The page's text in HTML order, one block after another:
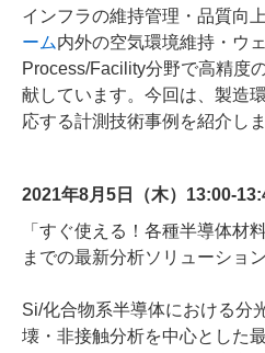
インフラの維持管理・品質向
ーム内外の空気環境維持・ウ
Process/Facility分野で高精度
献しています。今回は、製造
応する計測技術事例を紹介しま
2021年8月5日（木）13:00-
「すぐ使える！各種半導体材
までの最新分析ソリューショ
Si/化合物系半導体における分
壊・非接触分析を中心とした